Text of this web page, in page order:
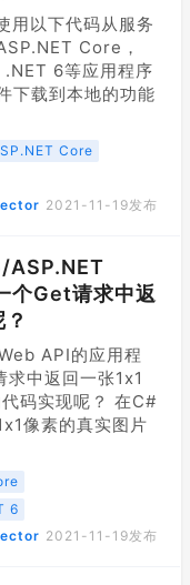
用以下代码从服务
Core，
6等应用程序
下载到本地的功能
Core
2021-11-19发布
个Get请求中返
API的应用程
中返回一张1x1
码实现呢？ 在C#
像素的真实图片
6
2021-11-19发布